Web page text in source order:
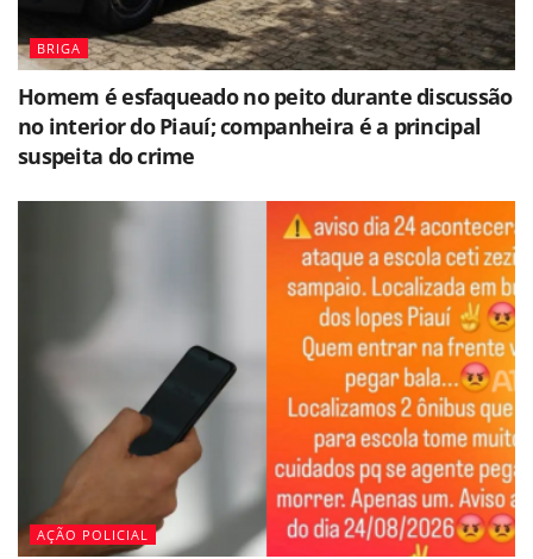
BRIGA
Homem é esfaqueado no peito durante discussão
no interior do Piauí; companheira é a principal
suspeita do crime
AÇÃO POLICIAL